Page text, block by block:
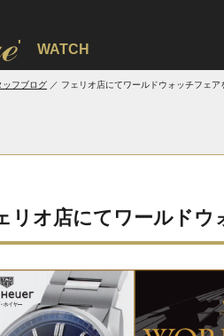
' WATCH
ッフブログ フェリオ店にてワールドウォッチフェア
リオ店にてワールド